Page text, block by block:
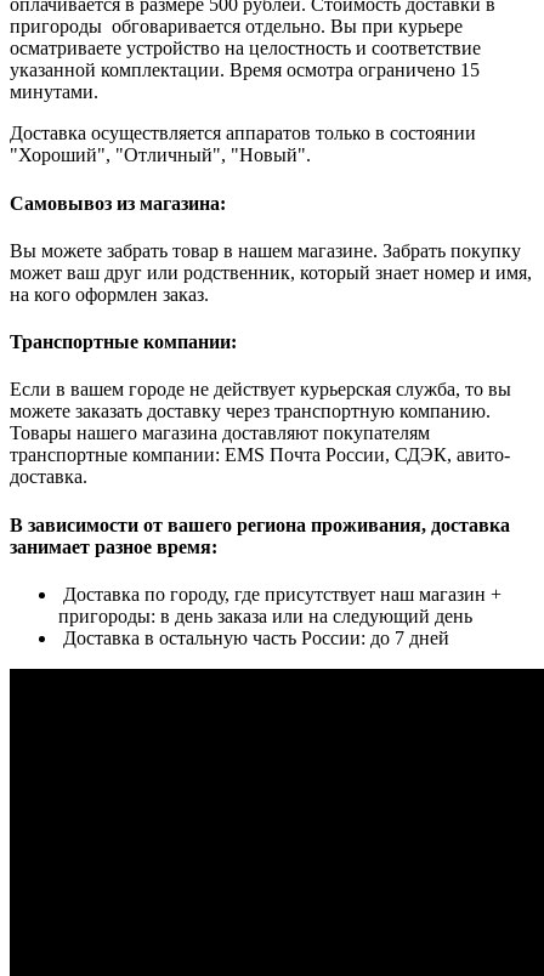
оплачивается в размере 500 рублей. Стоимость доставки в
пригороды обговаривается отдельно. Вы при курьере
осматриваете устройство на целостность и соответствие
указанной комплектации. Время осмотра ограничено 15
минутами.
Доставка осуществляется аппаратов только в состоянии
"Хороший", "Отличный", "Новый".
Самовывоз из магазина:
Вы можете забрать товар в нашем магазине. Забрать покупку
может ваш друг или родственник, который знает номер и имя,
на кого оформлен заказ.
Транспортные компании:
Если в вашем городе не действует курьерская служба, то вы
можете заказать доставку через транспортную компанию.
Товары нашего магазина доставляют покупателям
транспортные компании: EMS Почта России, СДЭК, авито-
доставка.
В зависимости от вашего региона проживания, доставка
занимает разное время:
Доставка по городу, где присутствует наш магазин +
пригороды: в день заказа или на следующий день
Доставка в остальную часть России: до 7 дней